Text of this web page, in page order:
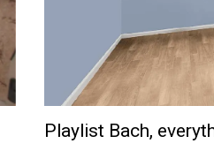
Playlist Bach,